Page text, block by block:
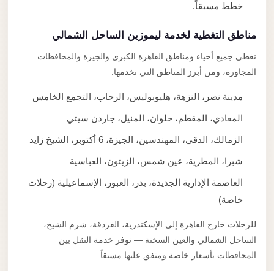
خطط مسبقاً.
مناطق التغطية لخدمة ليموزين الساحل الشمالي
نغطي جميع أحياء ومناطق القاهرة الكبرى والجيزة والمحافظات
المجاورة، ومن أبرز المناطق التي نخدمها:
مدينة نصر، النزهة، هليوبوليس، الرحاب، التجمع الخامس
المعادي، المقطم، حلوان، المنيل، جاردن سيتي
الزمالك، الدقي، المهندسين، الجيزة، 6 أكتوبر، الشيخ زايد
شبرا، المطرية، عين شمس، الزيتون، العباسية
العاصمة الإدارية الجديدة، بدر، العبور، الإسماعيلية (رحلات
خاصة)
للرحلات خارج القاهرة إلى الإسكندرية، الغردقة، شرم الشيخ،
الساحل الشمالي والعين السخنة — نوفر خدمة النقل بين
المحافظات بأسعار خاصة ومتفق عليها مسبقاً.